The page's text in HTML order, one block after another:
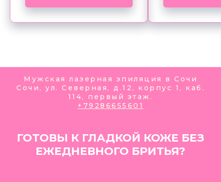
Мужская лазерная эпиляция в Сочи
Сочи, ул. Северная, д.12, корпус 1, каб.
114, первый этаж.
+79286655601
ГОТОВЫ К ГЛАДКОЙ КОЖЕ БЕЗ
ЕЖЕДНЕВНОГО БРИТЬЯ?